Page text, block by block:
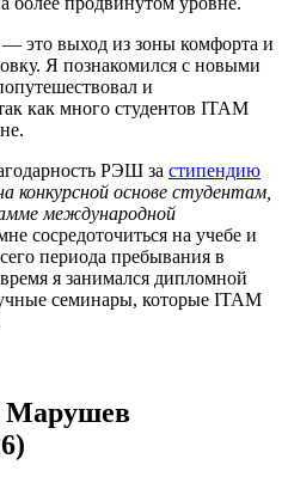
это выход из зоны комфорта и
Я познакомился с новыми
и
как много студентов ITAM
РЭШ за стипендию
конкурсной основе студентам,
международной
сосредоточиться на учебе и
периода пребывания в
я занимался дипломной
семинары, которые ITAM
Марушев